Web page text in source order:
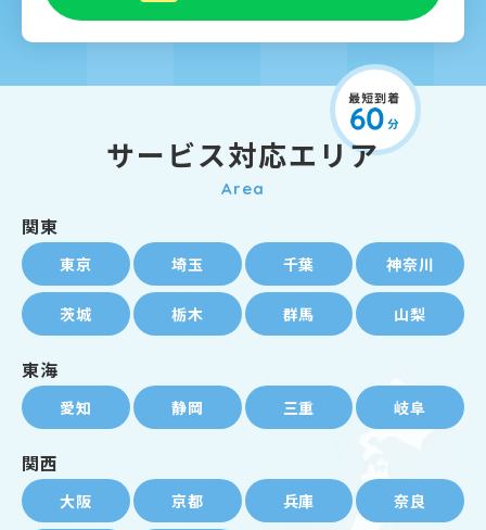
サービス対応エリア
Area
関東
東京 埼玉 千葉 神奈川
茨城 栃木 群馬 山梨
東海
愛知 静岡 三重 岐阜
関西
大阪 京都 兵庫 奈良